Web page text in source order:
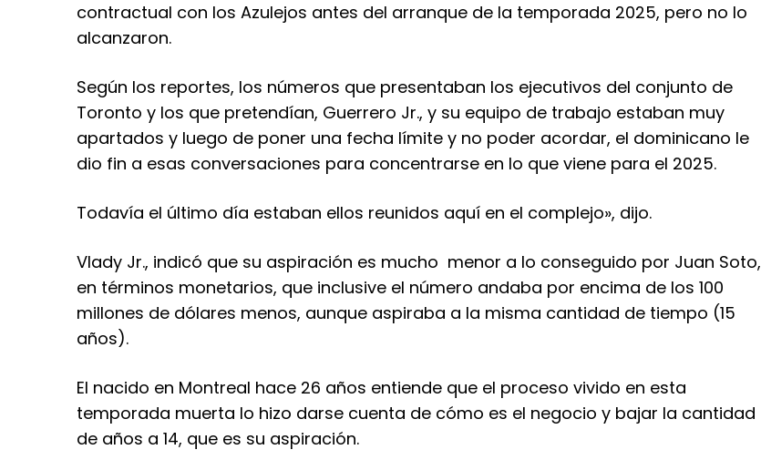
contractual con los Azulejos antes del arranque de la temporada 2025, pero no lo
alcanzaron.
Según los reportes, los números que presentaban los ejecutivos del conjunto de
Toronto y los que pretendían, Guerrero Jr., y su equipo de trabajo estaban muy
apartados y luego de poner una fecha límite y no poder acordar, el dominicano le
dio fin a esas conversaciones para concentrarse en lo que viene para el 2025.
Todavía el último día estaban ellos reunidos aquí en el complejo», dijo.
Vlady Jr., indicó que su aspiración es mucho menor a lo conseguido por Juan Soto,
en términos monetarios, que inclusive el número andaba por encima de los 100
millones de dólares menos, aunque aspiraba a la misma cantidad de tiempo (15
años).
El nacido en Montreal hace 26 años entiende que el proceso vivido en esta
temporada muerta lo hizo darse cuenta de cómo es el negocio y bajar la cantidad
de años a 14, que es su aspiración.